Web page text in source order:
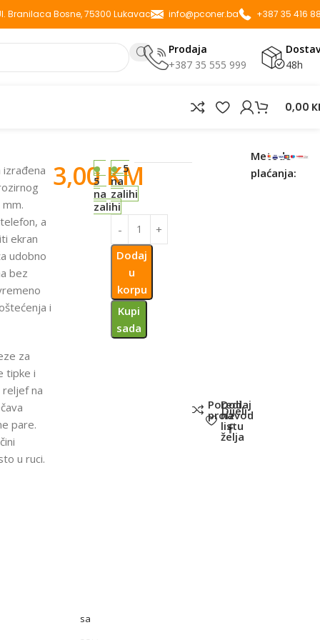
Branilaca Bosne, 75300 Lukavac info@pconer.ba +387 35 416
Prodaja
+387 35 555 999
48h
0,00
a
ekran
udobno
bez
i
za
tipke i
reljef na
pare.
u ruci.
3,00KM
sa
5
na
zalihi
5
na
zalihi
Dodaj
u
korpu
Kupi
sada
Poredi
proizvod
Dodaj
na
listu
želja
Dijeli:
Metode
plaćanja: